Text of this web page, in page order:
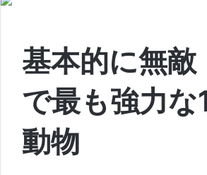
基本的に無敵
で最も強力
動物